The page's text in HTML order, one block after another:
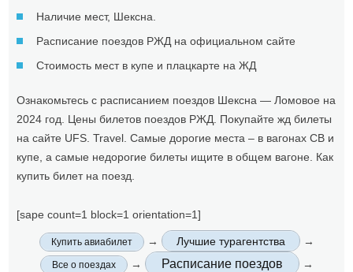
Наличие мест, Шексна.
Расписание поездов РЖД на официальном сайте
Стоимость мест в купе и плацкарте на ЖД
Ознакомьтесь с расписанием поездов Шексна — Ломовое на
2024 год. Цены билетов поездов РЖД. Покупайте жд билеты
на сайте UFS. Travel. Самые дорогие места – в вагонах СВ и
купе, а самые недорогие билеты ищите в общем вагоне. Как
купить билет на поезд.
[sape count=1 block=1 orientation=1]
Купить авиабилет → Лучшие турагентства →
Все о поездах → Расписание поездов →